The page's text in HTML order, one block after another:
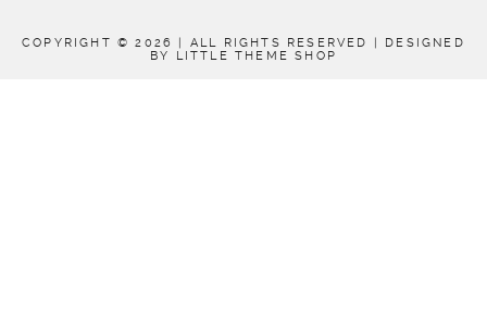
COPYRIGHT © 2026 | ALL RIGHTS RESERVED | DESIGNED
BY LITTLE THEME SHOP